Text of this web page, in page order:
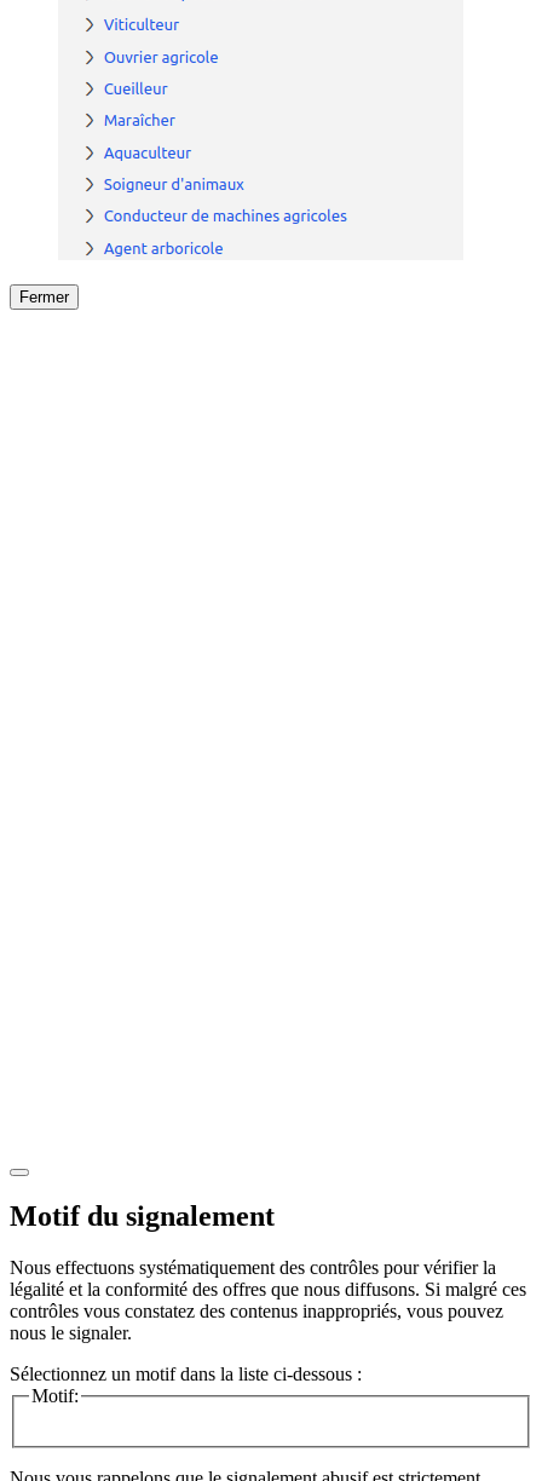
Fermer
Motif du signalement
Nous effectuons systématiquement des contrôles pour vérifier la
légalité et la conformité des offres que nous diffusons. Si malgré ces
contrôles vous constatez des contenus inappropriés, vous pouvez
nous le signaler.
Sélectionnez un motif dans la liste ci-dessous :
Motif: